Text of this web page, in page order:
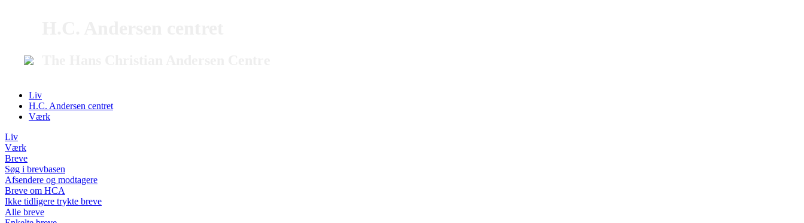
Liv
H.C. Andersen centret
Værk
Liv
Værk
Breve
Søg i brevbasen
Afsendere og modtagere
Breve om HCA
Ikke tidligere trykte breve
Alle breve